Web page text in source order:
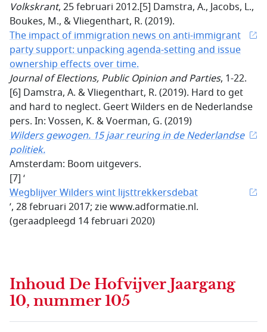
Volkskrant, 25 februari 2012.[5] Damstra, A., Jacobs, L.,
Boukes, M., & Vliegenthart, R. (2019).
The impact of immigration news on anti-immigrant
party support: unpacking agenda-setting and issue
ownership effects over time.
Journal of Elections, Public Opinion and Parties, 1-22.
[6] Damstra, A. & Vliegenthart, R. (2019). Hard to get
and hard to neglect. Geert Wilders en de Nederlandse
pers. In: Vossen, K. & Voerman, G. (2019)
Wilders gewogen. 15 jaar reuring in de Nederlandse
politiek.
Amsterdam: Boom uitgevers.
[7] ‘
Wegblijver Wilders wint lijsttrekkersdebat
’, 28 februari 2017; zie www.adformatie.nl.
(geraadpleegd 14 februari 2020)
Inhoud De Hofvijver Jaargang
10, nummer 105